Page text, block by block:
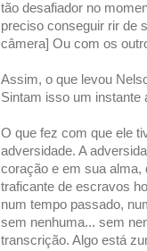
tão desafiador no
preciso conseguir rir de
câmera] Ou com os
Assim, o que levou
Sintam isso um instante
O que fez com que ele
adversidade. A
coração e em sua
traficante de escravos
num tempo passado,
sem nenhuma... sem
transcrição. Algo está